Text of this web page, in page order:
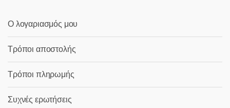
Ο λογαριασμός μου
Τρόποι αποστολής
Τρόποι πληρωμής
Συχνές ερωτήσεις